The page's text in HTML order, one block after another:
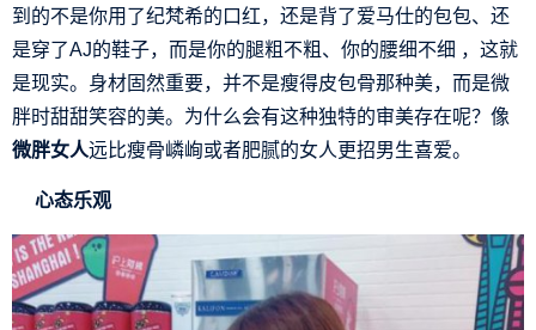
到的不是你用了纪梵希的口红，还是背了爱马仕的包包、还
是穿了AJ的鞋子，而是你的腿粗不粗、你的腰细不细 ，这就
是现实。身材固然重要，并不是瘦得皮包骨那种美，而是微
胖时甜甜笑容的美。为什么会有这种独特的审美存在呢？像
微胖女人远比瘦骨嶙峋或者肥腻的女人更招男生喜爱。
心态乐观